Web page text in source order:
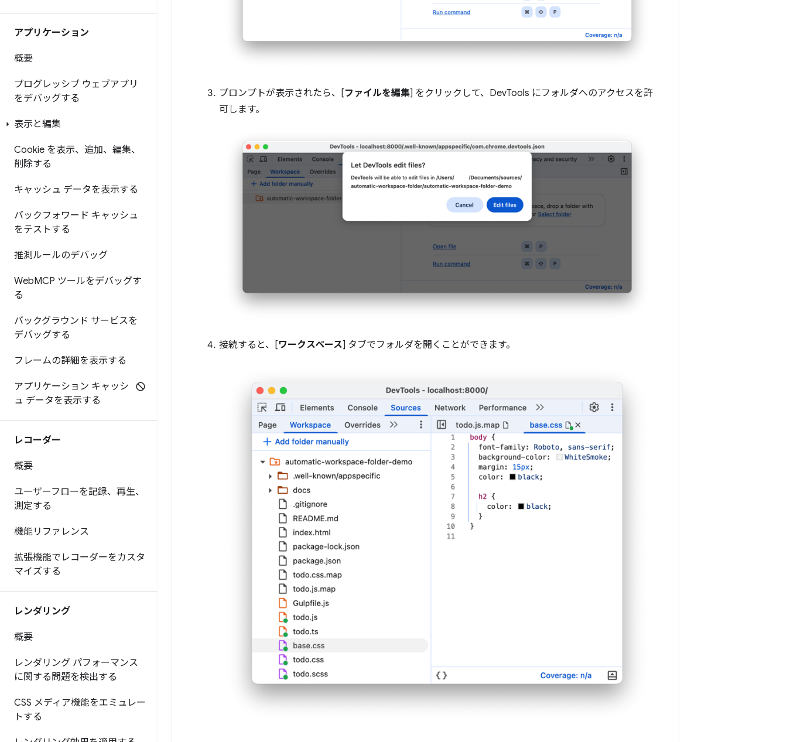
アプリケーション
概要
プログレッシブ ウェブアプリ
をデバッグする
表示と編集
Cookie を表示、追加、編集、
削除する
キャッシュ データを表示する
バックフォワード キャッシュ
をテストする
推測ルールのデバッグ
WebMCP ツールをデバッグす
る
バックグラウンド サービスを
デバッグする
フレームの詳細を表示する
アプリケーション キャッシ
ュ データを表示する
レコーダー
概要
ユーザーフローを記録、再生、
測定する
機能リファレンス
拡張機能でレコーダーをカスタ
マイズする
レンダリング
概要
レンダリング パフォーマンス
に関する問題を検出する
CSS メディア機能をエミュレー
トする
プロンプトが表示されたら、[ファイルを編集] をクリックして、DevTools にフォルダへのアクセスを許
可します。
接続すると、[ワークスペース] タブでフォルダを開くことができます。